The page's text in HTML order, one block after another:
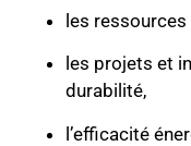
les
les projets et
durabilité,
l’efficacité